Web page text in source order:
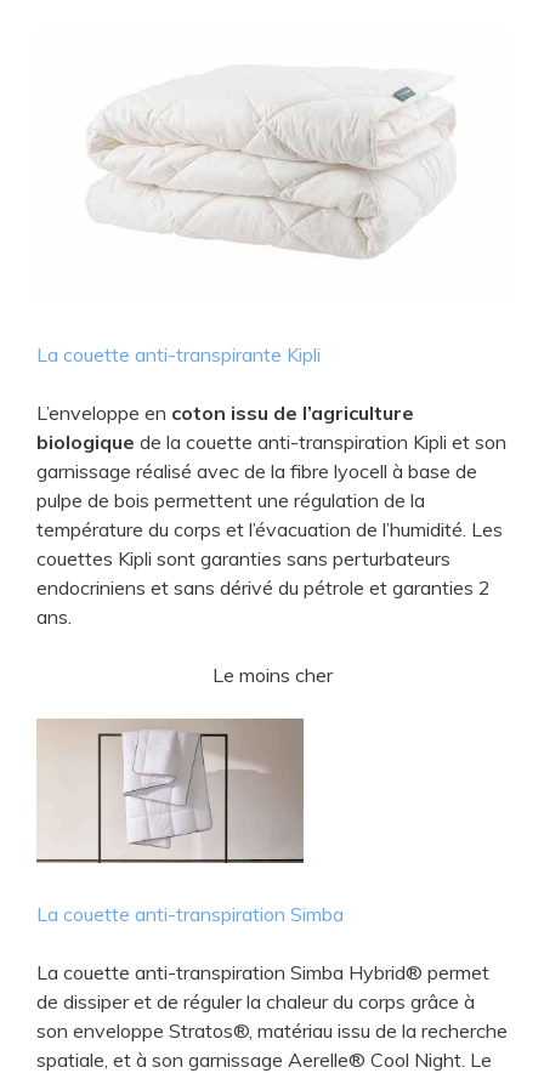
V
i
e
o
La couette anti-transpirante Kipli
L’enveloppe en coton issu de l’agriculture
biologique de la couette anti-transpiration Kipli et son
garnissage réalisé avec de la fibre lyocell à base de
pulpe de bois permettent une régulation de la
température du corps et l’évacuation de l’humidité. Les
couettes Kipli sont garanties sans perturbateurs
endocriniens et sans dérivé du pétrole et garanties 2
ans.
Le moins cher
La couette anti-transpiration Simba
La couette anti-transpiration Simba Hybrid® permet
de dissiper et de réguler la chaleur du corps grâce à
son enveloppe Stratos®, matériau issu de la recherche
spatiale, et à son garnissage Aerelle® Cool Night. Le